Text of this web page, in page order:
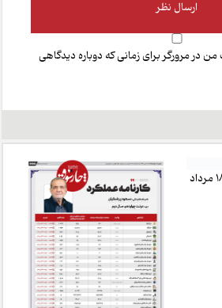
در مرورگر برای زمانی که دوباره دیدگاهی